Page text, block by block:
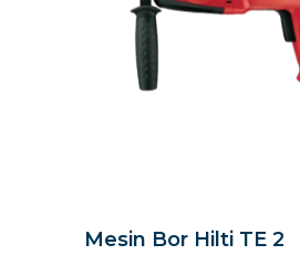
Mesin Bor Hilti TE 2